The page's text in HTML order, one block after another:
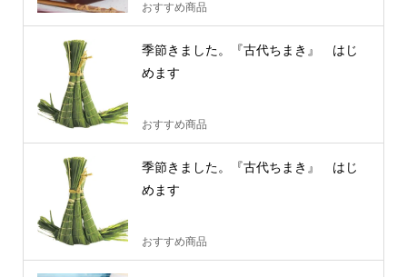
おすすめ商品
季節きました。『古代ちまき』 はじ
めます
おすすめ商品
季節きました。『古代ちまき』 はじ
めます
おすすめ商品